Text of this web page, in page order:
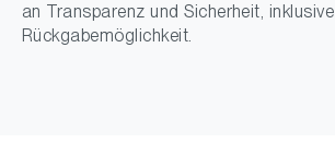
an Transparenz und Sicherheit, inklusive
Rückgabemöglichkeit.